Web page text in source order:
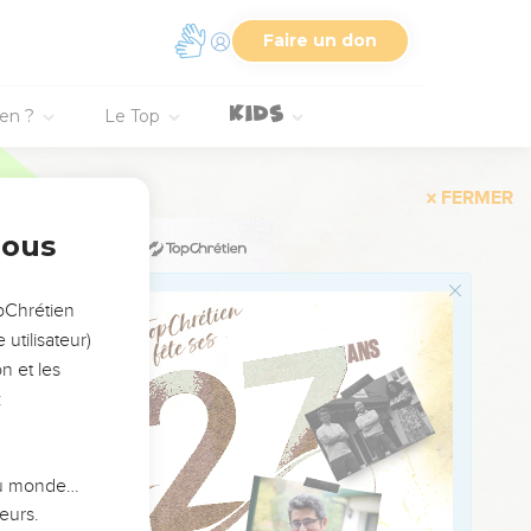
Faire un don
? Le Top
aux pieds.
tout ? Oui, il en est
» ?
ses voies ?
moi :
ses propos
utilisateur)
et les
monde…